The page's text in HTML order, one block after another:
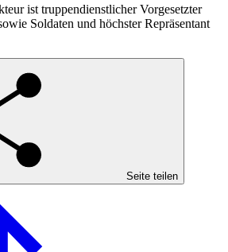
ist truppendienstlicher Vorgesetzter
Soldaten und höchster Repräsentant
Seite teilen